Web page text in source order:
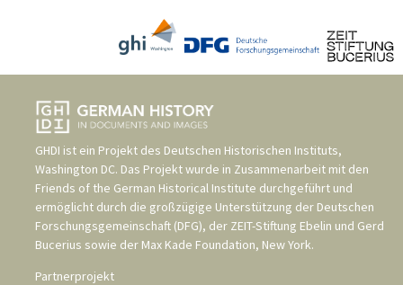
GHDI ist ein Projekt des Deutschen Historischen Instituts,
Washington DC. Das Projekt wurde in Zusammenarbeit mit den
Friends of the German Historical Institute durchgeführt und
ermöglicht durch die großzügige Unterstützung der Deutschen
Forschungsgemeinschaft (DFG), der ZEIT-Stiftung Ebelin und Gerd
Bucerius sowie der Max Kade Foundation, New York.
Partnerprojekt